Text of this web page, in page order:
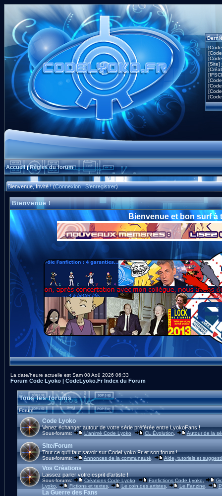
[Site]
Accueil|Règles du forum
Bienvenue, Invité ! (Connexion|S'enregistrer)
Bienvenue !
Bienvenue et bon surf à
La date/heure actuelle est Sam 08 Aoû 2026 06:33
Forum Code Lyoko | CodeLyoko.Fr Index du Forum
Tous les forums
Forum
Code Lyoko
Venez échanger autour de votre série préférée entre LyokoFans !
Sous-forums: L'animé Code Lyoko, CL Évolution Autour de la
Site/Forum
Tout ce qu'il faut savoir sur CodeLyoko.Fr et son forum !
Sous-forums: Annonces de la communauté, Aide, tutoriels et
Vos Créations
Laissez parler votre esprit d'artiste !
Sous-forums: Créations Code Lyoko, Fanfictions Code Lyoko,
Lyoko, Fictions et textes, Le coin des artistes, Le Fanzine
La Guerre des Fans